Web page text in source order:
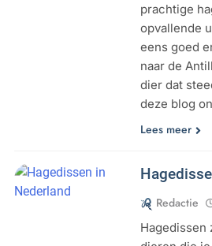
prachtige
opvallende
eens goed
naar de
dier dat
deze blog
Lees meer
Redactie
Hagedissen